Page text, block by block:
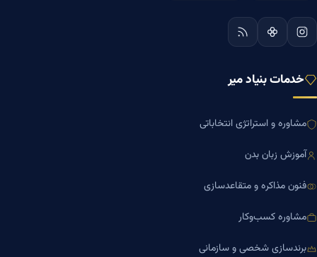
خدمات بنیاد میر
مشاوره و استراتژی انتخاباتی
آموزش زبان بدن
فنون مذاکره و متقاعدسازی
مشاوره کسب‌وکار
برندسازی شخصی و سازمانی